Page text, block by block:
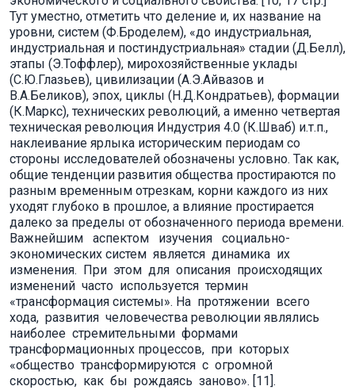
Тут уместно, отметить что деление и, их название на
уровни, систем (Ф.Броделем), «до индустриальная,
индустриальная и постиндустриальная» стадии (Д.Белл),
этапы (Э.Тоффлер), мирохозяйственные уклады
(С.Ю.Глазьев), цивилизации (А.Э.Айвазов и
В.А.Беликов), эпох, циклы (Н.Д.Кондратьев), формации
(К.Маркс), технических революций, а именно четвертая
техническая революция Индустрия 4.0 (К.Шваб) и.т.п.,
наклеивание ярлыка историческим периодам со
стороны исследователей обозначены условно. Так как,
общие тенденции развития общества простираются по
разным временным отрезкам, корни каждого из них
уходят глубоко в прошлое, а влияние простирается
далеко за пределы от обозначенного периода времени.
Важнейшим аспектом изучения социально-
экономических систем является динамика их
изменения. При этом для описания происходящих
изменений часто используется термин
«трансформация системы». На протяжении всего
хода, развития человечества революции являлись
наиболее стремительными формами
трансформационных процессов, при которых
«общество трансформируются с огромной
скоростью, как бы рождаясь заново». [11].